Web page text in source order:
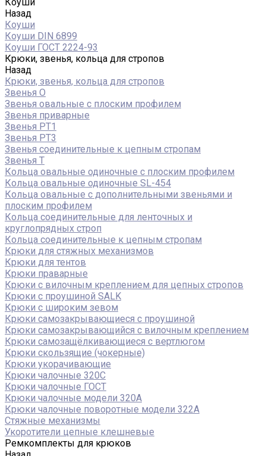
Назад
Коуши
Коуши DIN 6899
Коуши ГОСТ 2224-93
Крюки, звенья, кольца для стропов
Назад
Крюки, звенья, кольца для стропов
Звенья О
Звенья овальные с плоским профилем
Звенья приварные
Звенья РТ1
Звенья РТ3
Звенья соединительные к цепным стропам
Звенья Т
Кольца овальные одиночные c плоским профилем
Кольца овальные одиночные SL-454
Кольца овальные с дополнительными звеньями и
плоским профилем
Кольца соединительные для ленточных и
круглопрядных строп
Кольца соединительные к цепным стропам
Крюки для стяжных механизмов
Крюки для тентов
Крюки праварные
Крюки с вилочным креплением для цепных стропов
Крюки с проушиной SALK
Крюки с широким зевом
Крюки самозакрывающиеся с проушиной
Крюки самозакрывающийся с вилочным креплением
Крюки самозащёлкивающиеся с вертлюгом
Крюки скользящие (чокерные)
Крюки укорачивающие
Крюки чалочные 320C
Крюки чалочные ГОСТ
Крюки чалочные модели 320А
Крюки чалочные поворотные модели 322А
Стяжные механизмы
Укоротители цепные клешневые
Ремкомплекты для крюков